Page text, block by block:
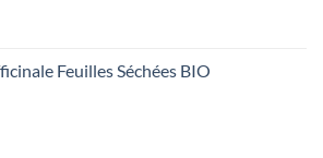
Feuilles Séchées BIO